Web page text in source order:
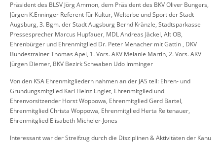
Präsident des BLSV Jörg Ammon, dem Präsident des BKV Oliver Bungers,
Jürgen K.Enninger Referent für Kultur, Welterbe und Sport der Stadt
Augsburg, 3. Bgm. der Stadt Augsburg Bernd Kränzle, Stadtsparkasse
Pressesprecher Marcus Hupfauer, MDL Andreas Jäckel, Alt OB,
Ehrenbürger und Ehrenmitglied Dr. Peter Menacher mit Gattin , DKV
Bundestrainer Thomas Apel, 1. Vors. AKV Melanie Martin, 2. Vors. AKV
Jürgen Diemer, BKV Bezirk Schwaben Udo Imminger
Von den KSA Ehrenmitgliedern nahmen an der JAS teil: Ehren- und
Gründungsmitglied Karl Heinz Englet, Ehrenmitglied und
Ehrenvorsitzender Horst Woppowa, Ehrenmitglied Gerd Bartel,
Ehrenmitglied Christa Woppowa, Ehrenmitglied Herta Reitenauer,
Ehrenmitglied Elisabeth Micheler-Jones
Interessant war der Streifzug durch die Disziplinen & Aktivitäten der Kanu